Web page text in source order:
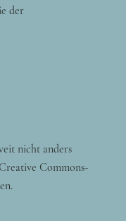
der
nicht anders
Commons-